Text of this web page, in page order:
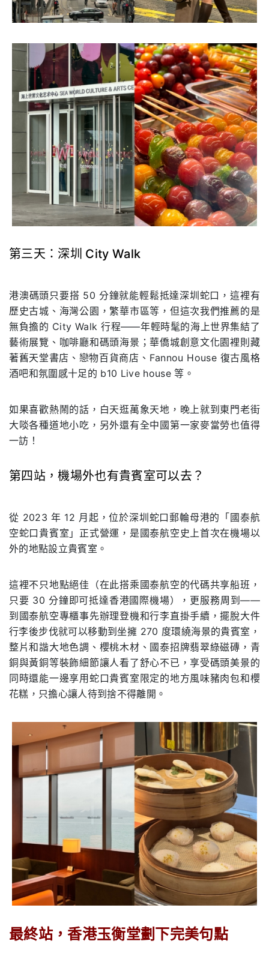
第三天：深圳 City Walk
港澳碼頭只要搭 50 分鐘就能輕鬆抵達深圳蛇⼝，這裡有
歷史古城、海灣公園，繁華市區等，但這次我們推薦的是
無負擔的 City Walk ⾏程——年輕時髦的海上世界集結了
藝術展覽、咖啡廳和碼頭海景；華僑城創意⽂化園裡則藏
著舊天堂書店、戀物百貨商店、Fannou House 復古⾵格
酒吧和氛圍感⼗⾜的 b10 Live house 等。
如果喜歡熱鬧的話，⽩天逛萬象天地，晚上就到東⾨⽼街
⼤啖各種道地⼩吃，另外還有全中國第⼀家⿆當勞也值得
⼀訪！
第四站，機場外也有貴賓室可以去？
從 2023 年 12 ⽉起，位於深圳蛇⼝郵輪母港的「國泰航
空蛇⼝貴賓室」正式營運，是國泰航空史上⾸次在機場以
外的地點設⽴貴賓室。
這裡不只地點絕佳（在此搭乘國泰航空的代碼共享船班，
只要 30 分鐘即可抵達⾹港國際機場），更服務周到——
到國泰航空專櫃事先辦理登機和⾏李直掛⼿續，擺脫⼤件
⾏李後步伐就可以移動到坐擁 270 度環繞海景的貴賓室，
整⽚和諧⼤地⾊調、櫻桃⽊材、國泰招牌翡翠綠磁磚，⻘
銅與⿈銅等裝飾細節讓⼈看了舒⼼不已，享受碼頭美景的
同時還能⼀邊享⽤蛇⼝貴賓室限定的地⽅⾵味豬⾁包和櫻
花糕，只擔⼼讓⼈待到捨不得離開。
最終站，⾹港⽟衡堂劃下完美句點